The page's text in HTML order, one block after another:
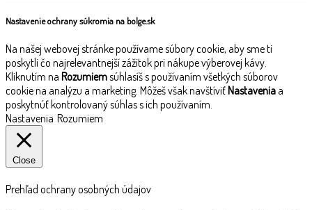
Nastavenie ochrany súkromia na bolge.sk
Na našej webovej stránke používame súbory cookie, aby sme ti
poskytli čo najrelevantnejší zážitok pri nákupe výberovej kávy.
Kliknutím na Rozumiemsúhlasíš s používaním všetkých súborov
cookie na analýzu a marketing. Môžeš však navštíviťNastavenia a
poskytnúť kontrolovaný súhlas s ich používaním.
Nastavenia Rozumiem
Close
Prehľad ochrany osobných údajov